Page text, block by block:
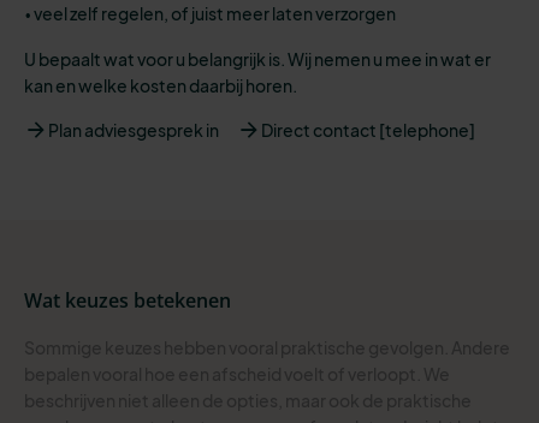
• veel zelf regelen, of juist meer laten verzorgen
U bepaalt wat voor u belangrijk is. Wij nemen u mee in wat er
kan en welke kosten daarbij horen.
Plan adviesgesprek in Direct contact [telephone]
Wat keuzes betekenen